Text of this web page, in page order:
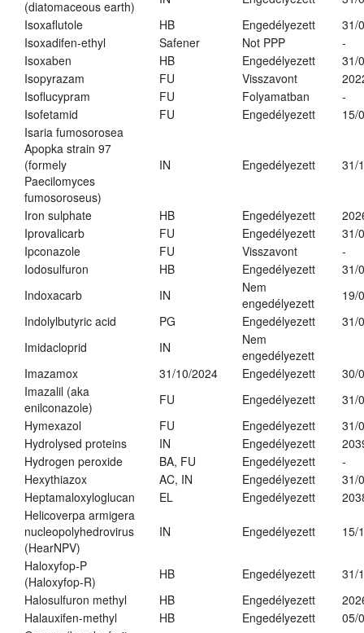
(diatomaceous earth)
Isoxaflutole
HB Engedélyezett
31/
Isoxadifen-ethyl
Safener Not PPP
-
Isoxaben
HB Engedélyezett
31/
Isopyrazam
FU Visszavont
Isoflucypram
FU Folyamatban
-
Isofetamid
FU Engedélyezett
15/
Isaria fumosorosea
Apopka strain 97
(formely
Paecilomyces
fumosoroseus)
IN Engedélyezett 31/
Iron sulphate HB Engedélyezett
Iprovalicarb
FU Engedélyezett
31/
Ipconazole
FU Visszavont
-
Iodosulfuron
HB Engedélyezett
31/
Indoxacarb
IN
Nem
engedélyezett
19/
Indolylbutyric acid
PG Engedélyezett
31/
Imidacloprid
IN
Nem
engedélyezett
Imazamox
31/10/2024 Engedélyezett
30/
Imazalil (aka
enilconazole)
FU Engedélyezett
31/
Hymexazol
FU Engedélyezett
31/
Hydrolysed proteins
IN Engedélyezett
Hydrogen peroxide
BA, FU Engedélyezett
-
Hexythiazox
AC, IN Engedélyezett
31/
Heptamaloxyloglucan
EL Engedélyezett
Helicoverpa armigera
nucleopolyhedrovirus
(HearNPV)
IN Engedélyezett 15/
Haloxyfop-P
(Haloxyfop-R)
HB Engedélyezett
31/
Halosulfuron methyl
HB Engedélyezett
Halauxifen-methyl
HB Engedélyezett
05/